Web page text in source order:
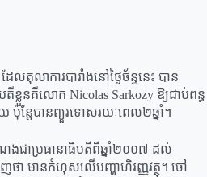
លតុលាការបារាំងនៅថ្ងៃច័ន្ទនេះ បាន
ខ្លួនគឺលោក Nicolas Sarkozy ឱ្យជាប់ពន្ធ
ប៉ុន្តែបានព្យួរទោសរយៈពេល២ឆ្នាំ។
ងជាប្រធានាធិបតីពីឆ្នាំ២០០៧ ដល់
ញថា មានកំហុសលើបញ្ហាហិរញ្ញវត្ថុ។ ចៅ